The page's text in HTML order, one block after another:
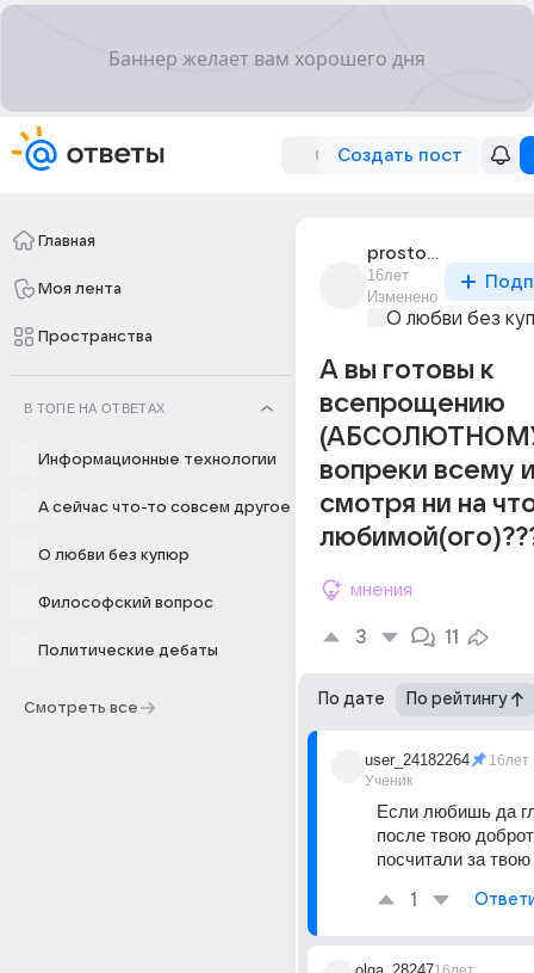
Создать пост
Главная
Моя лента
Пространства
В ТОПЕ НА ОТВЕТАХ
Информационные технологии
А сейчас что-то совсем другое
О любви без купюр
Философский вопрос
Политические дебаты
Смотреть все
prosto_ia_962
16лет
Изменено
О любви без
А вы готовы к
всепрощению
вопреки всему
смотря ни на
мнения
3 11
По дате По рейтингу
user_24182264
Ученик
16лет
Если любишь да
после твою
посчитали за
1